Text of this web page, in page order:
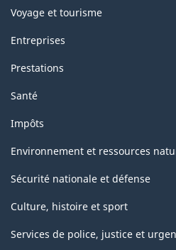
Voyage et tourisme
Entreprises
Prestations
Santé
Impôts
Environnement et ressources
Sécurité nationale et défense
Culture, histoire et sport
Services de police, justice et